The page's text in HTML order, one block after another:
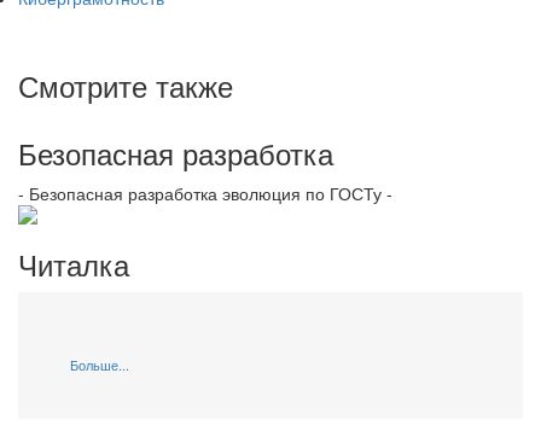
Смотрите также
Безопасная разработка
- Безопасная разработка эволюция по ГОСТу -
Читалка
Больше...